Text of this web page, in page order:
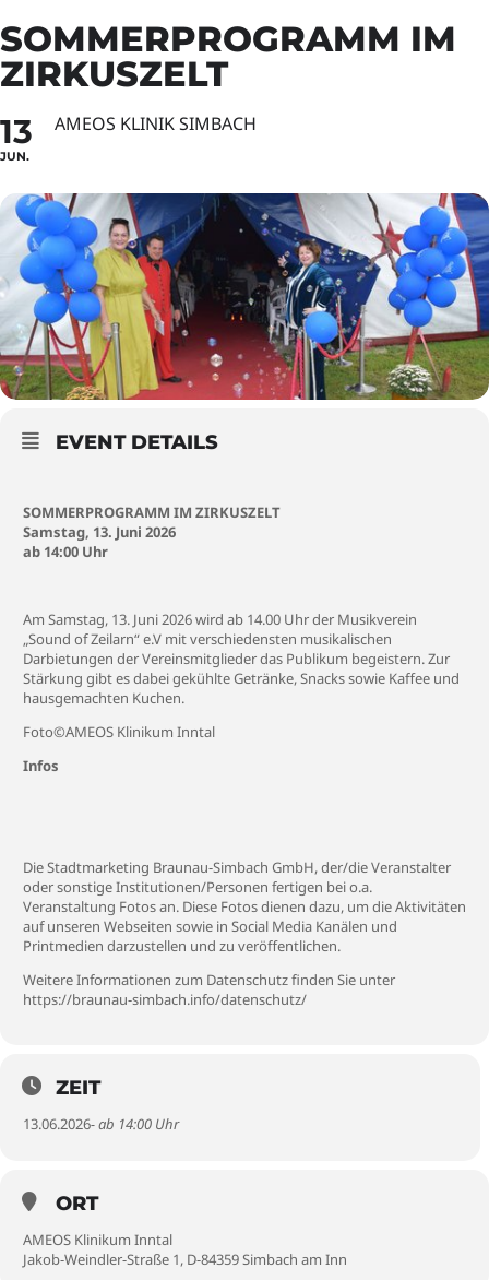
SOMMERPROGRAMM IM
ZIRKUSZELT
13
JUN.
AMEOS KLINIK SIMBACH
EVENT DETAILS
SOMMERPROGRAMM IM ZIRKUSZELT
Samstag, 13. Juni 2026
ab 14:00 Uhr
Am Samstag, 13. Juni 2026 wird ab 14.00 Uhr der Musikverein
„Sound of Zeilarn“ e.V mit verschiedensten musikalischen
Darbietungen der Vereinsmitglieder das Publikum begeistern. Zur
Stärkung gibt es dabei gekühlte Getränke, Snacks sowie Kaffee und
hausgemachten Kuchen.
Foto©AMEOS Klinikum Inntal
Infos
Die Stadtmarketing Braunau-Simbach GmbH, der/die Veranstalter
oder sonstige Institutionen/Personen fertigen bei o.a.
Veranstaltung Fotos an. Diese Fotos dienen dazu, um die Aktivitäten
auf unseren Webseiten sowie in Social Media Kanälen und
Printmedien darzustellen und zu veröffentlichen.
Weitere Informationen zum Datenschutz finden Sie unter
https://braunau-simbach.info/datenschutz/
ZEIT
13.06.2026- ab 14:00 Uhr
ORT
AMEOS Klinikum Inntal
Jakob-Weindler-Straße 1, D-84359 Simbach am Inn